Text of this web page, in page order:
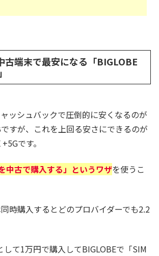
端末で最安になる「BIGLOBE
ッシュバックで圧倒的に安くなるのが
すが、これを上回る安さにできるのが
です。
中古で購入する」というワザを使うこ
時購入するとどのプロバイダーでも2.2
して1万円で購入してBIGLOBEで「SIM